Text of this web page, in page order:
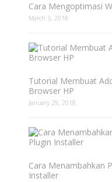
Cara Mengoptimasi
March 3, 2018
Tutorial Membuat
Browser HP
January 29, 2018
Cara Menambahkan
Installer